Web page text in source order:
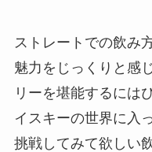
ストレートでの飲み
魅力をじっくりと感
リーを堪能するには
イスキーの世界に入
挑戦してみて欲しい